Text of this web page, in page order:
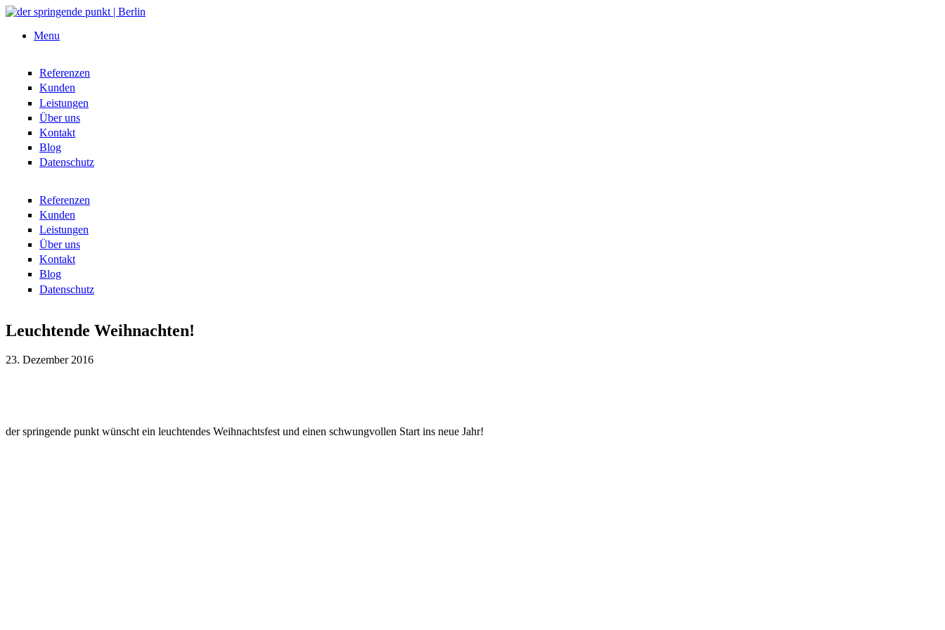
Direkt zum Inhalt
Menu
Referenzen
Kunden
Leistungen
Über uns
Kontakt
Blog
Datenschutz
Referenzen
Kunden
Leistungen
Über uns
Kontakt
Blog
Datenschutz
Leuchtende Weihnachten!
23. Dezember 2016
der springende punkt wünscht ein leuchtendes Weihnachtsfest und einen schwungvollen Start ins neue Jahr!